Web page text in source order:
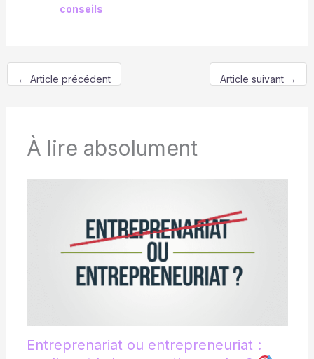
conseils
← Article précédent Article suivant →
À lire absolument
Entreprenariat ou entrepreneuriat :